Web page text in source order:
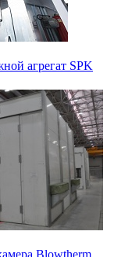
агрегат SPK
Blowtherm